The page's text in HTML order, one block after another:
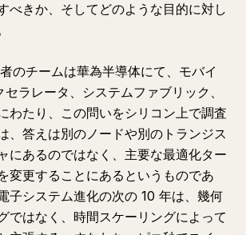
べきか、そしてどのような目的に対し
のチームは華為半導体にて、モバイ
ラレータ、システムファブリック、
わたり、この問いをシリコン上で調査
、答えは別のノードや別のトランジス
にあるのではなく、主要な最適化ター
変更することにあるというものであ
子システム進化の次の 10 年は、幾何
ではなく、時間スケーリングによって